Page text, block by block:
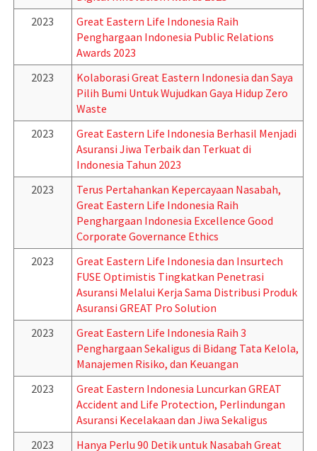
2023
Great Eastern Life Indonesia Raih
Penghargaan Indonesia Public Relations
Awards 2023
2023
Kolaborasi Great Eastern Indonesia dan Saya
Pilih Bumi Untuk Wujudkan Gaya Hidup Zero
Waste
2023
Great Eastern Life Indonesia Berhasil Menjadi
Asuransi Jiwa Terbaik dan Terkuat di
Indonesia Tahun 2023
2023
Terus Pertahankan Kepercayaan Nasabah,
Great Eastern Life Indonesia Raih
Penghargaan Indonesia Excellence Good
Corporate Governance Ethics
2023
Great Eastern Life Indonesia dan Insurtech
FUSE Optimistis Tingkatkan Penetrasi
Asuransi Melalui Kerja Sama Distribusi Produk
Asuransi GREAT Pro Solution
2023
Great Eastern Life Indonesia Raih 3
Penghargaan Sekaligus di Bidang Tata Kelola,
Manajemen Risiko, dan Keuangan
2023
Great Eastern Indonesia Luncurkan GREAT
Accident and Life Protection, Perlindungan
Asuransi Kecelakaan dan Jiwa Sekaligus
2023
Hanya Perlu 90 Detik untuk Nasabah Great